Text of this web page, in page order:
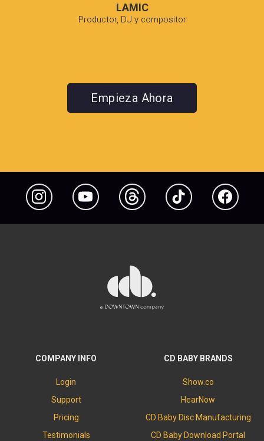
LAMIC
Productor, DJ y compositor
Empieza Ahora
COMPANY INFO
Login
Support
Pricing
Testimonials
CD BABY BRANDS
Show.co
HearNow
CD Baby Disc Manufacturing
CD Baby Download Portal